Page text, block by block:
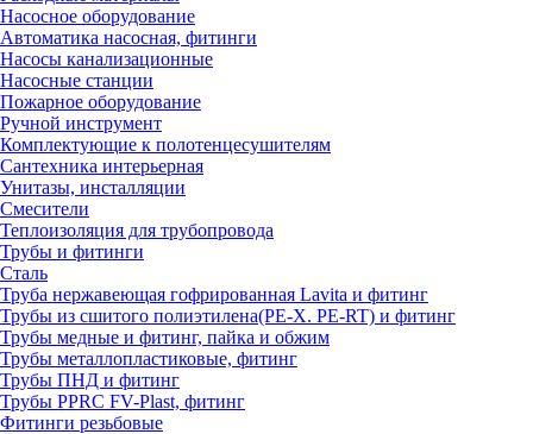
Насосное оборудование
Автоматика насосная, фитинги
Насосы канализационные
Насосные станции
Пожарное оборудование
Ручной инструмент
Комплектующие к полотенцесушителям
Сантехника интерьерная
Унитазы, инсталляции
Смесители
Теплоизоляция для трубопровода
Трубы и фитинги
Сталь
Труба нержавеющая гофрированная Lavita и фитинг
Трубы из сшитого полиэтилена(РЕ-Х. PE-RT) и фитинг
Трубы медные и фитинг, пайка и обжим
Трубы металлопластиковые, фитинг
Трубы ПНД и фитинг
Трубы РРRC FV-Plast, фитинг
Фитинги резьбовые